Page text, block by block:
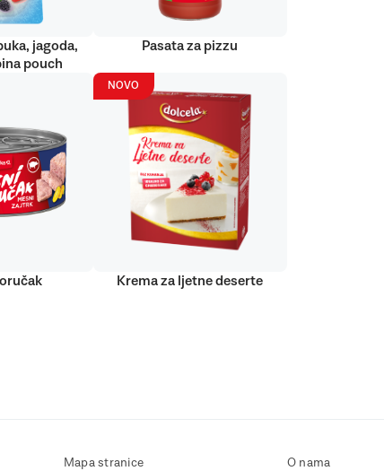
jagoda,
pouch
Pasata za pizzu
NOVO
Krema za ljetne deserte
Mapa stranice O nama